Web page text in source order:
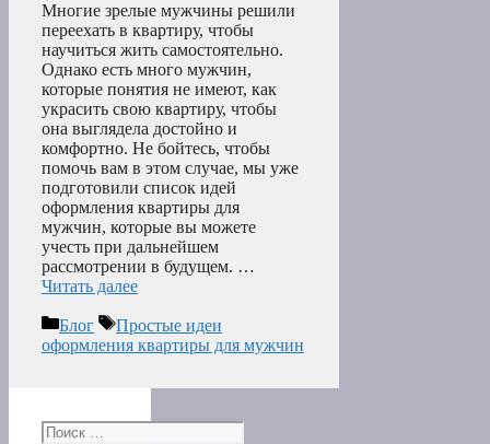
Многие зрелые мужчины решили
переехать в квартиру, чтобы
научиться жить самостоятельно.
Однако есть много мужчин,
которые понятия не имеют, как
украсить свою квартиру, чтобы
она выглядела достойно и
комфортно. Не бойтесь, чтобы
помочь вам в этом случае, мы уже
подготовили список идей
оформления квартиры для
мужчин, которые вы можете
учесть при дальнейшем
рассмотрении в будущем. …
Читать далее
Рубрики
Блог Метки
Простые идеи
оформления квартиры для мужчин
Поиск: